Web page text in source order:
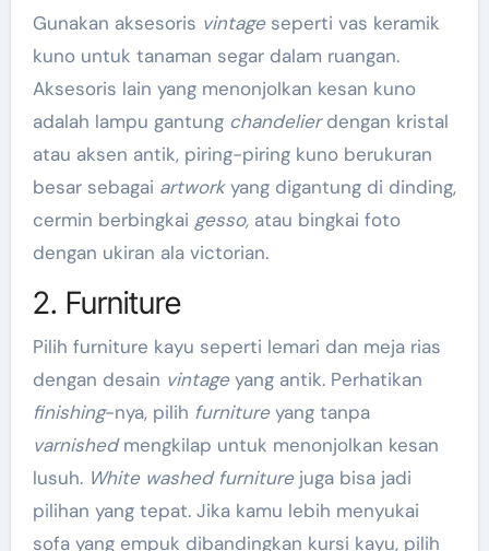
Gunakan aksesoris vintageseperti vas keramik
kuno untuk tanaman segar dalam ruangan.
Aksesoris lain yang menonjolkan kesan kuno
adalah lampu gantungchandelierdengan kristal
atau aksen antik, piring-piring kuno berukuran
besar sebagai artworkyang digantung di dinding,
cermin berbingkai gesso,atau bingkai foto
dengan ukiran ala victorian.
2. Furniture
Pilih furniture kayu seperti lemari dan meja rias
dengan desain vintageyang antik. Perhatikan
finishing-nya, pilih furnitureyang tanpa
varnishedmengkilap untuk menonjolkan kesan
lusuh. White washed furniturejuga bisa jadi
pilihan yang tepat. Jika kamu lebih menyukai
sofa yang empuk dibandingkan kursi kayu, pilih